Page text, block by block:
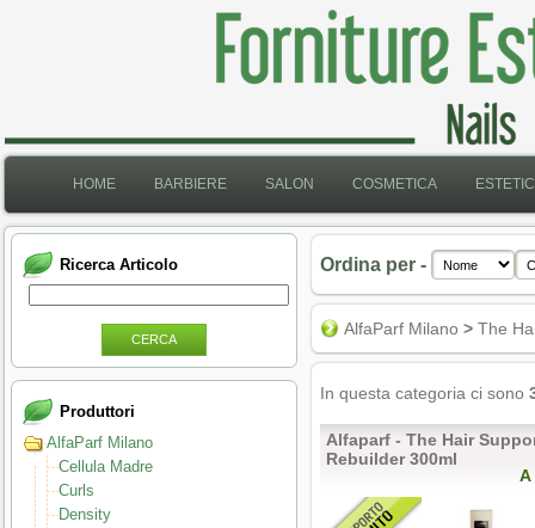
HOME BARBIERE SALON COSMETICA
Ricerca Articolo
CERCA
Produttori
AlfaParf Milano
Cellula Madre
Curls
Density
Ordina per -
AlfaParf Milano > The
In questa categoria ci sono
Alfaparf - The Hair
Rebuilder 300ml
A